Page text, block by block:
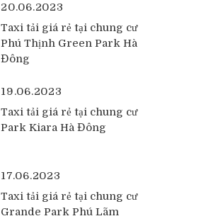
20.06.2023
Taxi tải giá rẻ tại chung cư
Phú Thịnh Green Park Hà
Đông
19.06.2023
Taxi tải giá rẻ tại chung cư
Park Kiara Hà Đông
17.06.2023
Taxi tải giá rẻ tại chung cư
Grande Park Phú Lãm